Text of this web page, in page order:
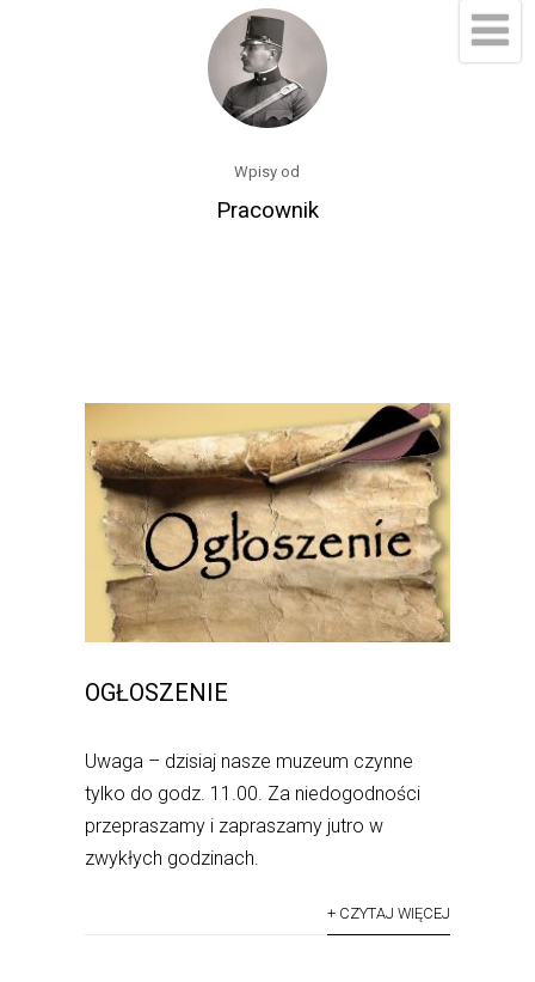
Wpisy od
Pracownik
OGŁOSZENIE
Uwaga – dzisiaj nasze muzeum czynne
tylko do godz. 11.00. Za niedogodności
przepraszamy i zapraszamy jutro w
zwykłych godzinach.
+ CZYTAJ WIĘCEJ